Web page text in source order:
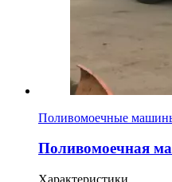
Поливомоечные
Поливомоечная